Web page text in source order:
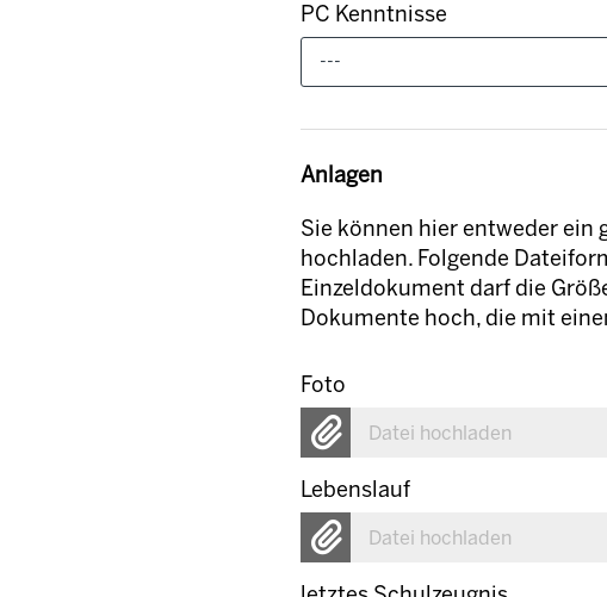
PC Kenntnisse
---
Anlagen
Sie können hier entweder ein
hochladen. Folgende
Einzeldokument darf die
Dokumente hoch, die mit
Foto
Datei hochladen
Lebenslauf
Datei hochladen